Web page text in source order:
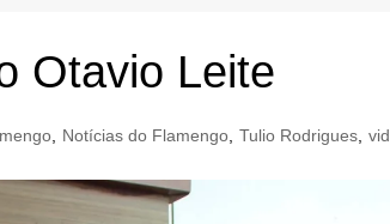
Otavio Leite
Notícias do Flamengo Tulio Rodrigues